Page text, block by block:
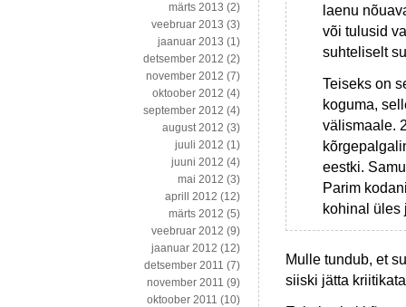
laenu
või tulusid
suhteliselt
Teiseks on
koguma,
välismaale.
eestki.
Parim
kohinal üles
Mulle tundub, et
siiski jätta
märts 2013 (2)
veebruar 2013 (3)
jaanuar 2013 (1)
detsember 2012 (2)
november 2012 (7)
oktoober 2012 (4)
september 2012 (4)
august 2012 (3)
juuli 2012 (1)
juuni 2012 (4)
mai 2012 (3)
aprill 2012 (12)
märts 2012 (5)
veebruar 2012 (9)
jaanuar 2012 (12)
detsember 2011 (7)
november 2011 (9)
oktoober 2011 (10)